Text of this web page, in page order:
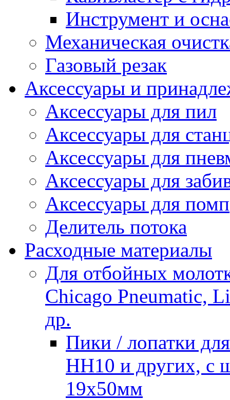
Инструмент и
Механическая
Газовый резак
Аксессуары и
Аксессуары для пил
Аксессуары для
Аксессуары для
Аксессуары для
Аксессуары для помп
Делитель потока
Расходные материалы
Для отбойных
Chicago Pneumatic,
др.
Пики / лопатки
HH10 и других, с
19х50мм